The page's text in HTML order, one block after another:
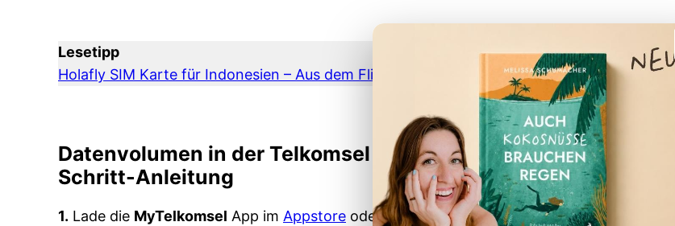
Lesetipp
Holafly SIM Karte für Indonesien – Aus dem Flieger steigen & sofort online sein
Datenvolumen in der Telkomsel App kaufen – Schritt-für-
Schritt-Anleitung
1. Lade die MyTelkomsel App im Appstore oder demGoogle Play Storeherunter.